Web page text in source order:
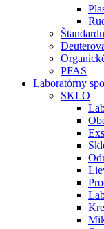
PFAS
Laboratórny
SKLO